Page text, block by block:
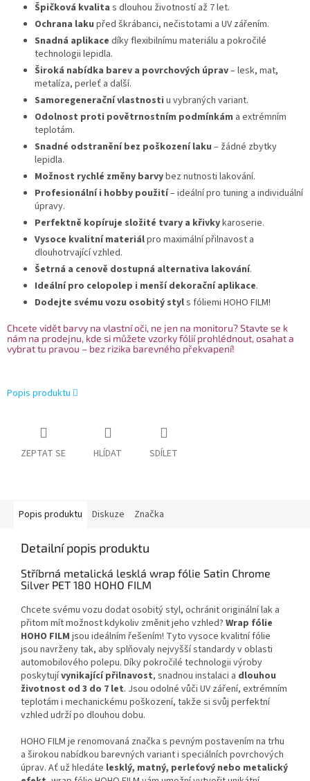
Špičková kvalita s dlouhou životností až 7 let.
Ochrana laku před škrábanci, nečistotami a UV zářením.
Snadná aplikace díky flexibilnímu materiálu a pokročilé
technologii lepidla.
Široká nabídka barev a povrchových úprav– lesk, mat,
metalíza, perleť a další.
Samoregenerační vlastnosti u vybraných variant.
Odolnost proti povětrnostním podmínkám a extrémním
teplotám.
Snadné odstranění bez poškození laku – žádné zbytky
lepidla.
Možnost rychlé změny barvybez nutnosti lakování.
Profesionální i hobby použití– ideální pro tuning a individuální
úpravy.
Perfektně kopíruje složité tvary a křivkykaroserie.
Vysoce kvalitní materiálpro maximální přilnavost a
dlouhotrvající vzhled.
Šetrná a cenově dostupná alternativa lakování.
Ideální pro celopolep i menší dekorační aplikace.
Dodejte svému vozu osobitý styls fóliemi HOHO FILM!
Chcete vidět barvy na vlastní oči, ne jen na monitoru? Stavte se k
nám na prodejnu, kde si můžete vzorky fólií prohlédnout, osahat a
vybrat tu pravou – bez rizika barevného překvapení!
Popis produktu
ZEPTAT SE HLÍDAT SDÍLET
Popis produktu Diskuze Značka
Detailní popis produktu
Stříbrná metalická lesklá wrap fólie Satin Chrome
Silver PET 180 HOHO FILM
Chcete svému vozu dodat osobitý styl, ochránit originální lak a
přitom mít možnost kdykoliv změnit jeho vzhled? Wrap fólie
HOHO FILM jsou ideálním řešením! Tyto vysoce kvalitní fólie
jsou navrženy tak, aby splňovaly nejvyšší standardy v oblasti
automobilového polepu. Díky pokročilé technologii výroby
poskytujívynikající přilnavost, snadnou instalaci a dlouhou
životnost od 3 do 7 let. Jsou odolné vůči UV záření, extrémním
teplotám i mechanickému poškození, takže si svůj perfektní
vzhled udrží po dlouhou dobu.
HOHO FILM je renomovaná značka s pevným postavením na trhu
a širokou nabídkou barevných variant i speciálních povrchových
úprav. Ať už hledáte lesklý, matný, perleťový nebo metalický